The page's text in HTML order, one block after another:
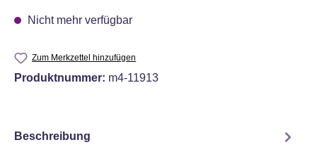
Nicht mehr verfügbar
Zum Merkzettel hinzufügen
Produktnummer: m4-11913
Beschreibung